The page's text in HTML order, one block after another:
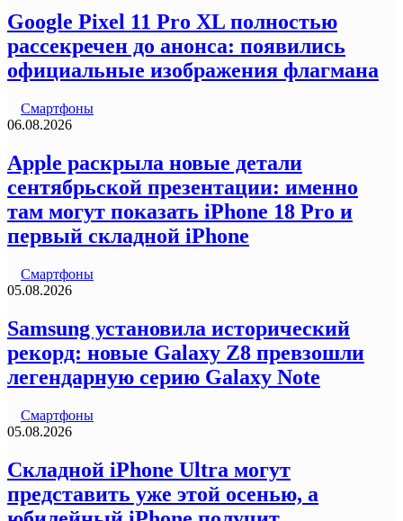
Google Pixel 11 Pro XL полностью
рассекречен до анонса: появились
официальные изображения флагмана
Смартфоны
06.08.2026
Apple раскрыла новые детали
сентябрьской презентации: именно
там могут показать iPhone 18 Pro и
первый складной iPhone
Смартфоны
05.08.2026
Samsung установила исторический
рекорд: новые Galaxy Z8 превзошли
легендарную серию Galaxy Note
Смартфоны
05.08.2026
Складной iPhone Ultra могут
представить уже этой осенью, а